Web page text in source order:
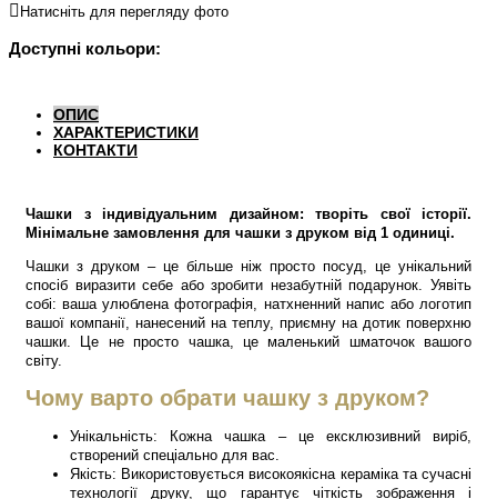
Натисніть для перегляду фото
Доступні кольори:
ОПИС
ХАРАКТЕРИСТИКИ
КОНТАКТИ
Чашки з індивідуальним дизайном: творіть свої історії.
Мінімальне замовлення для чашки з друком від 1 одиниці.
Чашки з друком – це більше ніж просто посуд, це унікальний
спосіб виразити себе або зробити незабутній подарунок. Уявіть
собі: ваша улюблена фотографія, натхненний напис або логотип
вашої компанії, нанесений на теплу, приємну на дотик поверхню
чашки. Це не просто чашка, це маленький шматочок вашого
світу.
Чому варто обрати чашку з друком?
Унікальність: Кожна чашка – це ексклюзивний виріб,
створений спеціально для вас.
Якість: Використовується високоякісна кераміка та сучасні
технології друку, що гарантує чіткість зображення і